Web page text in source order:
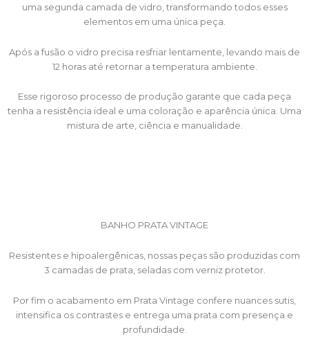
uma segunda camada de vidro, transformando todos esses
elementos em uma única peça.
Após a fusão o vidro precisa resfriar lentamente, levando mais de
12 horas até retornar a temperatura ambiente.
Esse rigoroso processo de produção garante que cada peça
tenha a resistência ideal e uma coloração e aparência única. Uma
mistura de arte, ciência e manualidade.
BANHO PRATA VINTAGE
Resistentes e hipoalergênicas, nossas peças são produzidas com
3 camadas de prata, seladas com verniz protetor.
Por fim o acabamento em Prata Vintage confere nuances sutis,
intensifica os contrastes e entrega uma prata com presença e
profundidade.